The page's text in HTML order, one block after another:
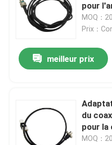
Vidéos
Visite de l'usine
Contrôle de qualité
Nous contacter
pour
MOQ：
Prix：
meilleur prix
du
pour la
MOQ：